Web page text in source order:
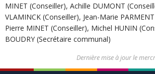
MINET (Conseiller), Achille DUMONT
VLAMINCK (Conseiller), Jean-Marie
Pierre MINET (Conseiller), Michel HUNIN
BOUDRY (Secrétaire communal)
Dernière mise à jour le